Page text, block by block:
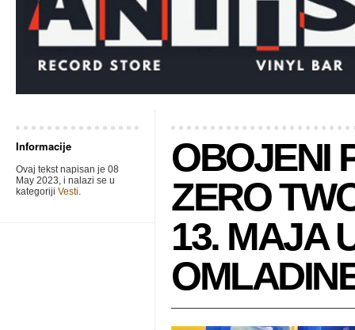
Informacije
Ovaj tekst napisan je 08
May 2023, i nalazi se u
kategoriji Vesti.
OBOJENI
ZERO
13. MAJA